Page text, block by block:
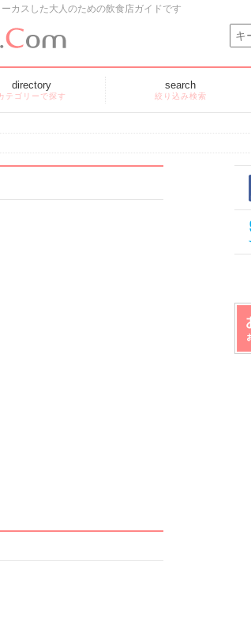
カスした大人のための飲食店ガイドです
directory
テゴリーで探す
search
絞り込み検索